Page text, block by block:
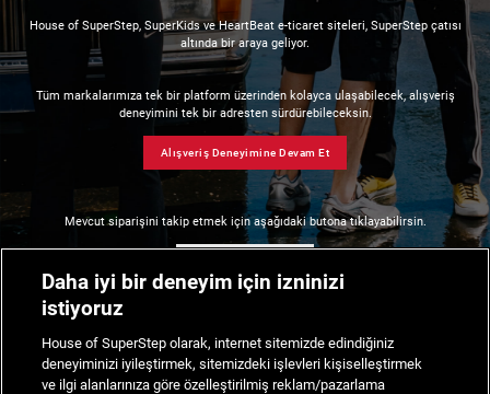
House of SuperStep, SuperKids ve HeartBeat e-ticaret siteleri, SuperStep çatısı
altında bir araya geliyor.
Tüm markalarımıza tek bir platform üzerinden kolayca ulaşabilecek, alışveriş
deneyimini tek bir adresten sürdürebileceksin.
Alışveriş Deneyimine Devam Et
Mevcut siparişini takip etmek için aşağıdaki butona tıklayabilirsin.
Daha iyi bir deneyim için izninizi
istiyoruz
House of SuperStep olarak, internet sitemizde edindiğiniz
deneyiminizi iyileştirmek, sitemizdeki işlevleri kişiselleştirmek
ve ilgi alanlarınıza göre özelleştirilmiş reklam/pazarlama